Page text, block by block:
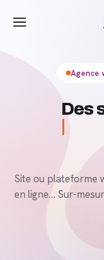
Agence
Site ou plateforme
en ligne… Sur-